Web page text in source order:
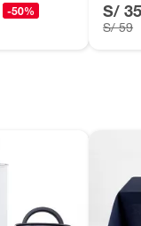
-50% S/
S/ 59